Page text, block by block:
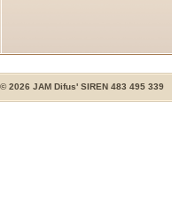
©2026 JAM Difus' SIREN 483 495 339